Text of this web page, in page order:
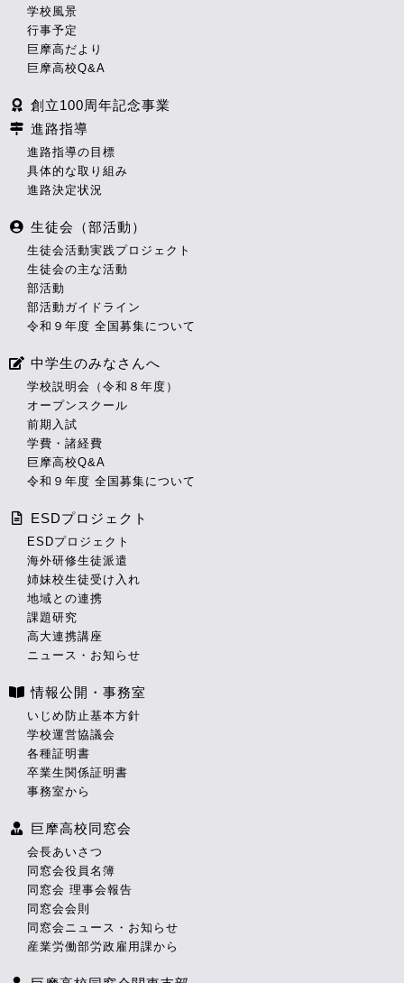
学校風景
行事予定
巨摩高だより
巨摩高校Q&A
創立100周年記念事業
進路指導
進路指導の目標
具体的な取り組み
進路決定状況
生徒会（部活動）
生徒会活動実践プロジェクト
生徒会の主な活動
部活動
部活動ガイドライン
令和９年度 全国募集について
中学生のみなさんへ
学校説明会（令和８年度）
オープンスクール
前期入試
学費・諸経費
巨摩高校Q&A
令和９年度 全国募集について
ESDプロジェクト
ESDプロジェクト
海外研修生徒派遣
姉妹校生徒受け入れ
地域との連携
課題研究
高大連携講座
ニュース・お知らせ
情報公開・事務室
いじめ防止基本方針
学校運営協議会
各種証明書
卒業生関係証明書
事務室から
巨摩高校同窓会
会長あいさつ
同窓会役員名簿
同窓会 理事会報告
同窓会会則
同窓会ニュース・お知らせ
産業労働部労政雇用課から